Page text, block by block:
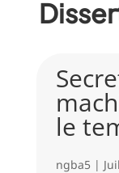
le
ngba5 |